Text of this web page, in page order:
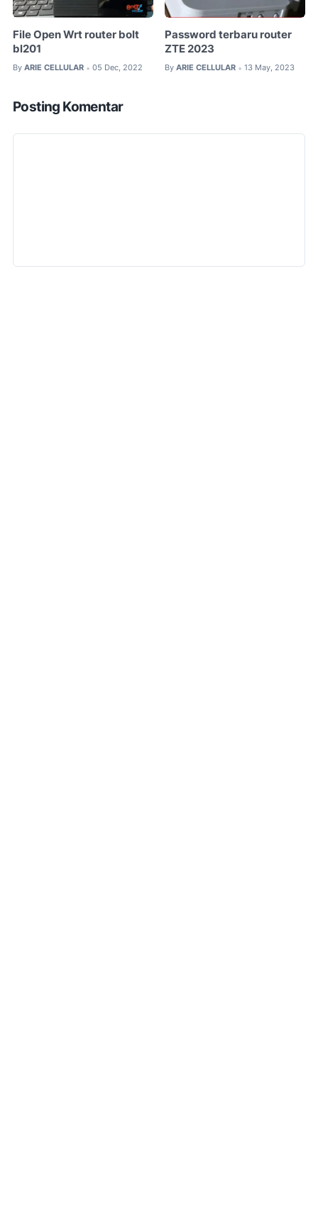
File Open Wrt router bolt
bl201
By ARIE CELLULAR • 05 Dec, 2022
Password terbaru router
ZTE 2023
By ARIE CELLULAR • 13 May, 2023
Posting Komentar